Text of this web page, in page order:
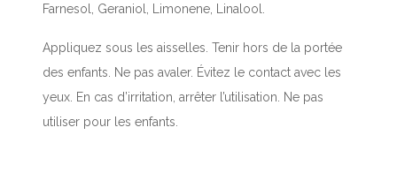
Farnesol, Geraniol, Limonene, Linalool.
Appliquez sous les aisselles. Tenir hors de la portée
des enfants. Ne pas avaler. Évitez le contact avec les
yeux. En cas d’irritation, arrêter l’utilisation. Ne pas
utiliser pour les enfants.